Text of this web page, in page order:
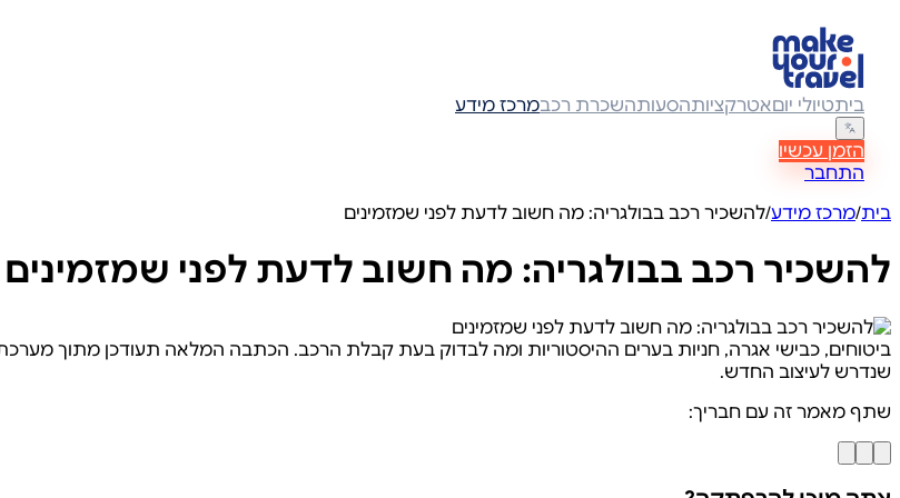
ביתטיולי יוםאטרקציותהסעותהשכרת רכבמרכז מידע
הזמן עכשיו
התחבר
בית/מרכז מידע/להשכיר רכב בבולגריה: מה חשוב לדעת לפני שמזמינים
להשכיר רכב בבולגריה: מה חשוב לדעת לפני שמזמינים
שנדרש לעיצוב החדש.
שתף מאמר זה עם חבריך: